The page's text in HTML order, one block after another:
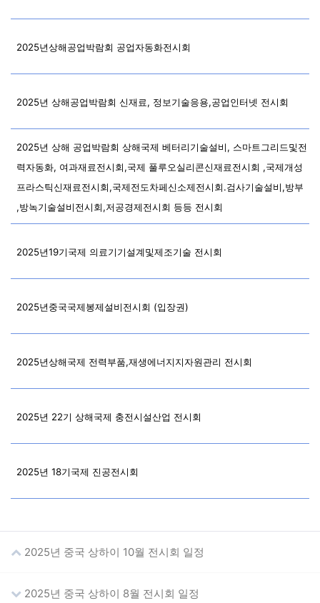
2025년상해공업박람회 공업자동화전시회
2025년 상해공업박람회 신재료, 정보기술응용,공업인터넷 전시회
2025년 상해 공업박람회 상해국제 베터리기술설비, 스마트그리드및전
력자동화, 여과재료전시회,국제 풀루오실리콘신재료전시회 ,국제개성
프라스틱신재료전시회,국제전도차페신소제전시회.검사기술설비,방부
,방녹기술설비전시회,저공경제전시회 등등 전시회
2025년19기국제 의료기기설계및제조기술 전시회
2025년중국국제봉제설비전시회 (입장권)
2025년상해국제 전력부품,재생에너지지자원관리 전시회
2025년 22기 상해국제 충전시설산업 전시회
2025년 18기국제 진공전시회
2025년 중국 상하이 10월 전시회 일정
2025년 중국 상하이 8월 전시회 일정